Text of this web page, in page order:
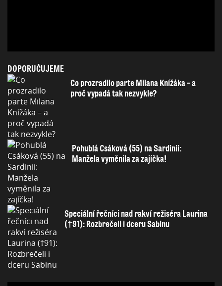
DOPORUČUJEME
Co prozradilo parte Milana Knížáka – a
proč vypadá tak nezvykle?
Pohublá Csáková (55) na Sardinii:
Manžela vyměnila za zajíčka!
Speciální řečníci nad rakví režiséra Laurina
(†91): Rozbrečeli i dceru Sabinu